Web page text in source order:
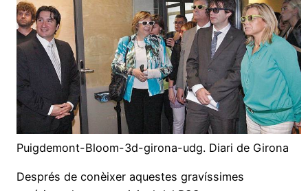
Puigdemont-Bloom-3d-girona-udg. Diari de Girona
Després de conèixer aquestes gravíssimes